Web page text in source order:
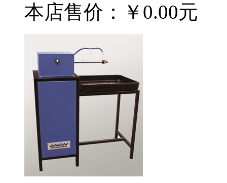
本店售价：
￥0.00元